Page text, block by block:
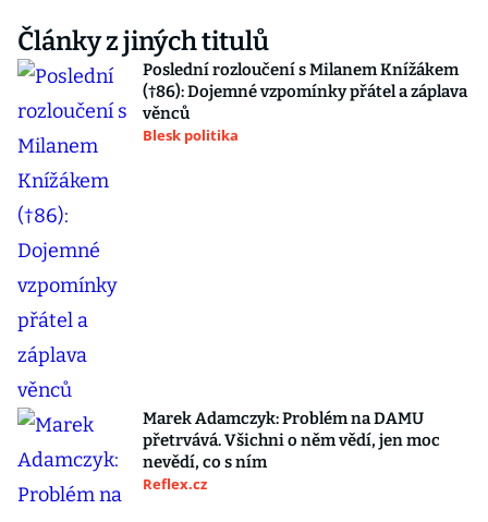
Články z jiných titulů
Poslední rozloučení s Milanem Knížákem
(†86): Dojemné vzpomínky přátel a záplava
věnců
Blesk politika
Marek Adamczyk: Problém na DAMU
přetrvává. Všichni o něm vědí, jen moc
nevědí, co s ním
Reflex.cz